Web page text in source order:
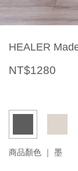
HEALER
NT$1280
商品顏色 ｜ 墨